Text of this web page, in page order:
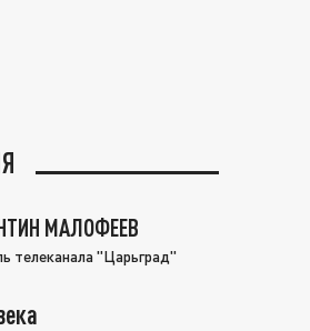
МАЛОФЕЕВ
телеканала "Царьград"